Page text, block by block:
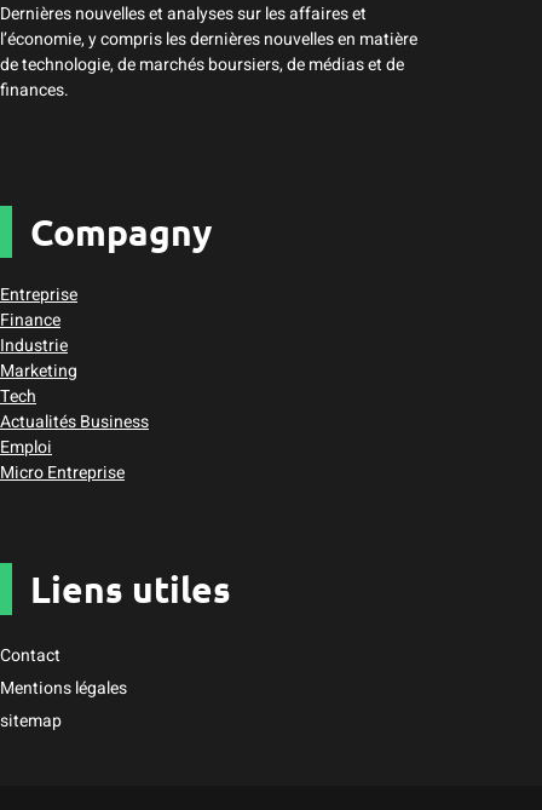
Dernières nouvelles et analyses sur les affaires et
l’économie, y compris les dernières nouvelles en matière
de technologie, de marchés boursiers, de médias et de
finances.
Compagny
Entreprise
Finance
Industrie
Marketing
Tech
Actualités Business
Emploi
Micro Entreprise
Liens utiles
Contact
Mentions légales
sitemap